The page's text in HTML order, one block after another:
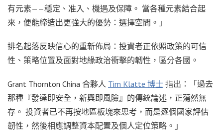
有元素——穩定、准入、機遇及保障。 當各種元素結合起
來，便能締造出更強大的優勢：選擇空間。」
排名起落反映信心的重新佈局：投資者正依照政策的可信
性、策略位置及面對地緣政治衝擊的韌性，區分各國。
Grant Thornton China 合夥人 Tim Klatte 博士 指出：「過去
那種『發達即安全，新興即風險』的傳統論述，正蕩然無
存。 投資者已不再按地區板塊來思考，而是逐個國家評估
韌性，然後相應調整資本配置及個人定位策略。」